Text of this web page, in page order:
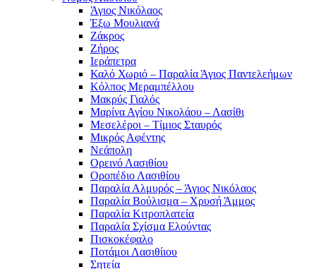
Άγιος Νικόλαος
Έξω Μουλιανά
Ζάκρος
Ζήρος
Ιεράπετρα
Καλό Χωριό – Παραλία Άγιος Παντελεήμων
Κόλπος Μεραμπέλλου
Μακρύς Γιαλός
Μαρίνα Αγίου Νικολάου – Λασίθι
Μεσελέροι – Τίμιος Σταυρός
Μικρός Αφέντης
Νεάπολη
Ορεινό Λασιθίου
Οροπέδιο Λασιθίου
Παραλία Αλμυρός – Άγιος Νικόλαος
Παραλία Βούλισμα – Χρυσή Άμμος
Παραλία Κιτροπλατεία
Παραλία Σχίσμα Ελούντας
Πισκοκέφαλο
Ποτάμοι Λασιθίιου
Σητεία